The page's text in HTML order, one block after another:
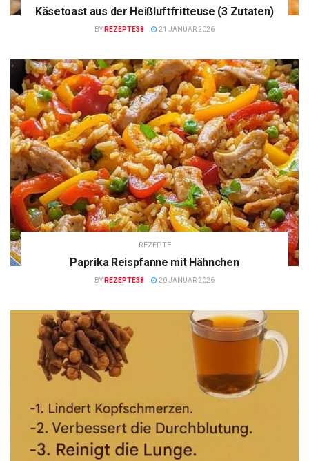
Käsetoast aus der Heißluftfritteuse (3 Zutaten)
BY REZEPTE38 21 JANUAR 2026
REZEPTE
Paprika Reispfanne mit Hähnchen
BY REZEPTE38 20 JANUAR 2026